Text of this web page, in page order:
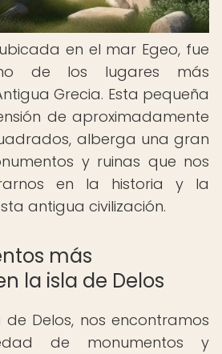
en el mar Egeo, fue
de los lugares más
Grecia. Esta pequeña
de aproximadamente
alberga una gran
y ruinas que nos
en la historia y la
antigua civilización.
más
la isla de Delos
Delos, nos encontramos
de monumentos y